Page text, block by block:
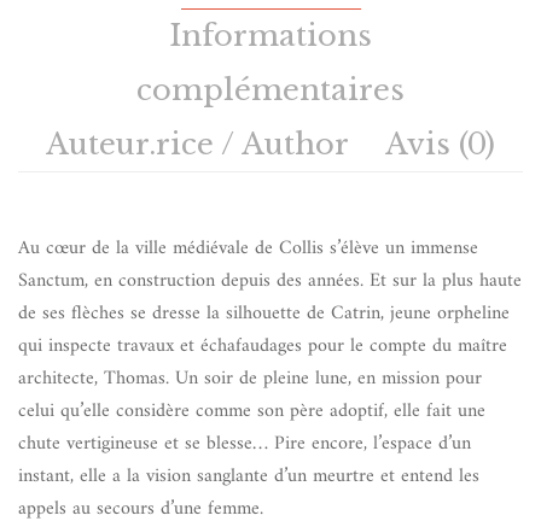
Informations
complémentaires
Auteur.rice / Author
Avis (0)
Au cœur de la ville médiévale de Collis s’élève un immense
Sanctum, en construction depuis des années. Et sur la plus haute
de ses flèches se dresse la silhouette de Catrin, jeune orpheline
qui inspecte travaux et échafaudages pour le compte du maître
architecte, Thomas. Un soir de pleine lune, en mission pour
celui qu’elle considère comme son père adoptif, elle fait une
chute vertigineuse et se blesse… Pire encore, l’espace d’un
instant, elle a la vision sanglante d’un meurtre et entend les
appels au secours d’une femme.